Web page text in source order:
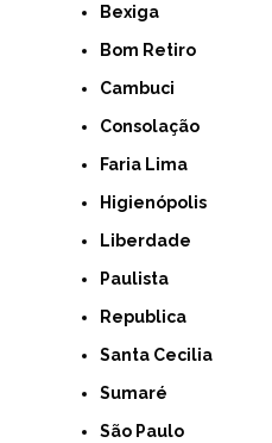
Bexiga
Bom Retiro
Cambuci
Consolação
Faria Lima
Higienópolis
Liberdade
Paulista
Republica
Santa Cecilia
Sumaré
São Paulo